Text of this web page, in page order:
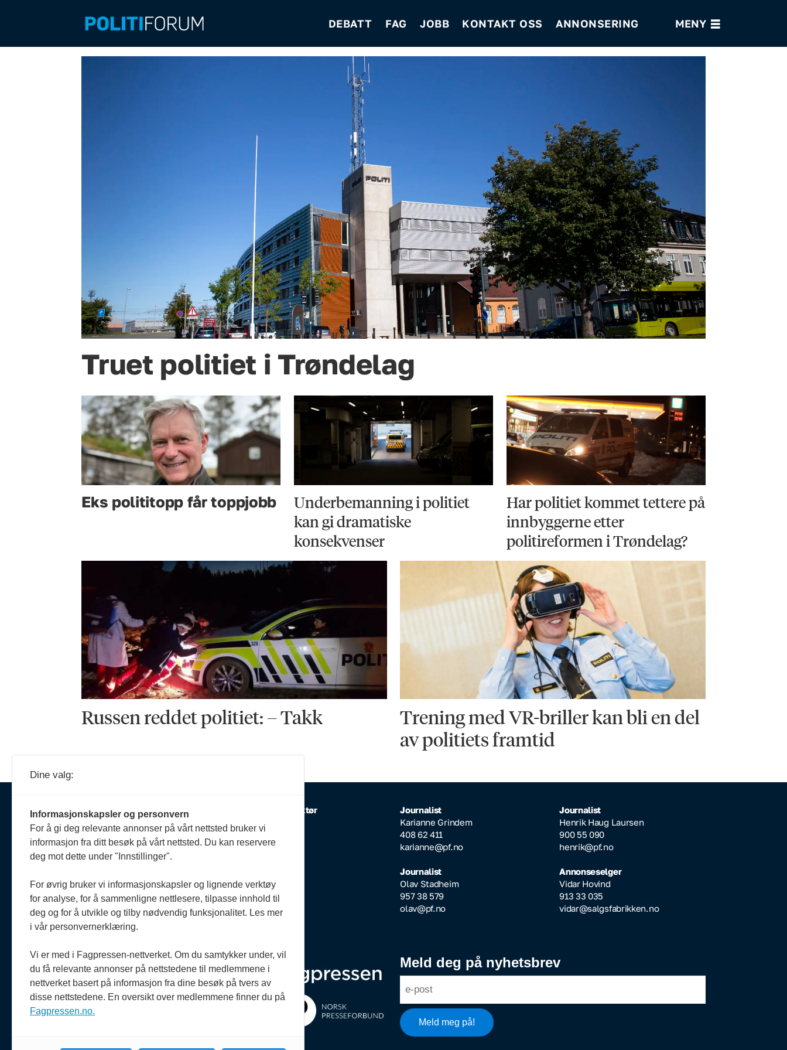
DEBATT FAG JOBB KONTAKT OSS ANNONSERING
Truet politiet i Trøndelag
Eks polititopp får toppjobb
Underbemanning i politiet
kan gi dramatiske
konsekvenser
Har politiet kommet tettere på
innbyggerne etter
politireformen i Trøndelag?
Russen reddet politiet: – Takk
Trening med VR-briller kan bli en del
av politiets framtid
Om oss
Politiforum er et redaksjonelt
etter Vær varsom-plakaten og
Redaktørplakaten.
Politiforum er medlem av
Fagpressen.
Ansvarlig redaktør
Erik Inderhaug
908 64 608
redaktor@pf.no
Oda Aarseth
920 51 545
oda@pf.no
Journalist
Karianne Grindem
408 62 411
karianne@pf.no
Journalist
Olav Stadheim
957 38 579
olav@pf.no
Journalist
Henrik Haug Laursen
900 55 090
henrik@pf.no
Annonseselger
Vidar Hovind
913 33 035
vidar@salgsfabrikken.no
Meld deg på nyhetsbrev
Dine valg:
Informasjonskapsler og personvern
For å gi deg relevante annonser på vårt nettsted bruker vi
informasjon fra ditt besøk på vårt nettsted. Du kan reservere
deg mot dette under "Innstillinger".
For øvrig bruker vi informasjonskapsler og lignende verktøy
for analyse, for å sammenligne nettlesere, tilpasse innhold til
deg og for å utvikle og tilby nødvendig funksjonalitet. Les mer
i vår personvernerklæring.
Vi er med i Fagpressen-nettverket. Om du samtykker under, vil
du få relevante annonser på nettstedene til medlemmene i
nettverket basert på informasjon fra dine besøk på tvers av
disse nettstedene. En oversikt over medlemmene finner du på
Fagpressen.no.